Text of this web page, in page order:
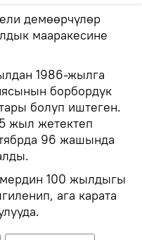
демөөрчүлөр
мааракесине
1986-жылга
борбордук
болуп иштеген.
жыл жетектеп
96 жашында
100 жылдыгы
ага карата